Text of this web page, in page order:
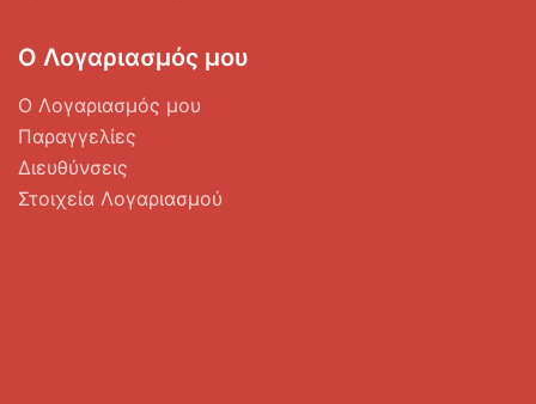
Ο Λογαριασμός μου
Ο Λογαριασμός μου
Παραγγελίες
Διευθύνσεις
Στοιχεία Λογαριασμού